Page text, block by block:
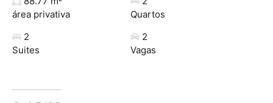
área privativa
Quartos
2
Suites
2
Vagas